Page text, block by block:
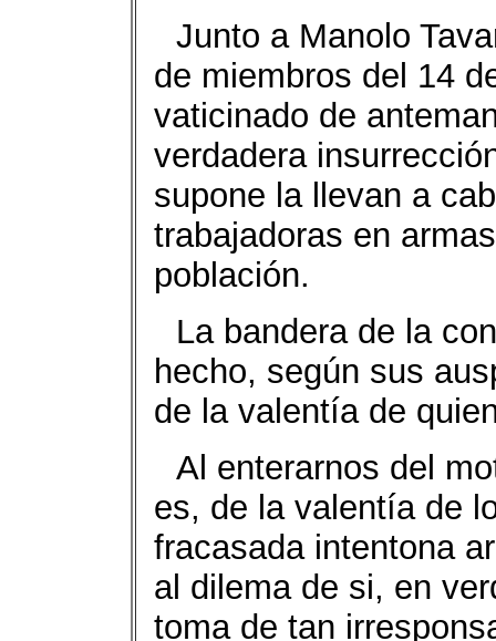
Junto a Manolo
de miembros del 14
vaticinado de
verdadera
supone la llevan a
trabajadoras en
población.
La bandera de la
hecho, según sus
de la valentía de
Al enterarnos del
es, de la valentía de
fracasada intentona
al dilema de si, en
toma de tan